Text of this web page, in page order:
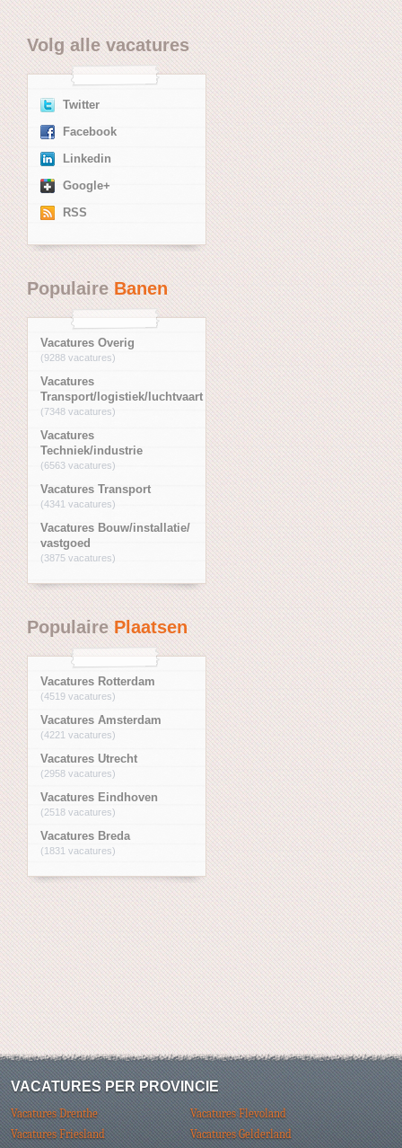
Volg allevacatures
Twitter
Facebook
Linkedin
Google+
RSS
PopulaireBanen
Vacatures Overig
(9288 vacatures)
Vacatures
Transport/logistiek/luchtvaart
(7348 vacatures)
Vacatures
Techniek/industrie
(6563 vacatures)
Vacatures Transport
(4341 vacatures)
Vacatures Bouw/installatie/
vastgoed
(3875 vacatures)
PopulairePlaatsen
Vacatures Rotterdam
(4519 vacatures)
Vacatures Amsterdam
(4221 vacatures)
Vacatures Utrecht
(2958 vacatures)
Vacatures Eindhoven
(2518 vacatures)
Vacatures Breda
(1831 vacatures)
VACATURES PER PROVINCIE
Vacatures Drenthe
Vacatures Flevoland
Vacatures Friesland
Vacatures Gelderland